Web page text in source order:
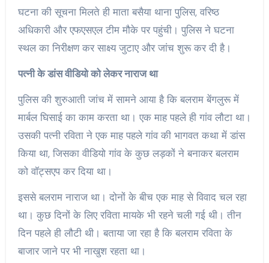
घटना की सूचना मिलते ही माता बसैया थाना पुलिस, वरिष्ठ
अधिकारी और एफएसएल टीम मौके पर पहुंची। पुलिस ने घटना
स्थल का निरीक्षण कर साक्ष्य जुटाए और जांच शुरू कर दी है।
पत्नी के डांस वीडियो को लेकर नाराज था
पुलिस की शुरुआती जांच में सामने आया है कि बलराम बेंगलुरू में
मार्बल घिसाई का काम करता था। एक माह पहले ही गांव लौटा था।
उसकी पत्नी रविता ने एक माह पहले गांव की भागवत कथा में डांस
किया था, जिसका वीडियो गांव के कुछ लड़कों ने बनाकर बलराम
को वॉट्सएप कर दिया था।
इससे बलराम नाराज था। दोनों के बीच एक माह से विवाद चल रहा
था। कुछ दिनों के लिए रविता मायके भी रहने चली गई थी। तीन
दिन पहले ही लौटी थी। बताया जा रहा है कि बलराम रविता के
बाजार जाने पर भी नाखुश रहता था।